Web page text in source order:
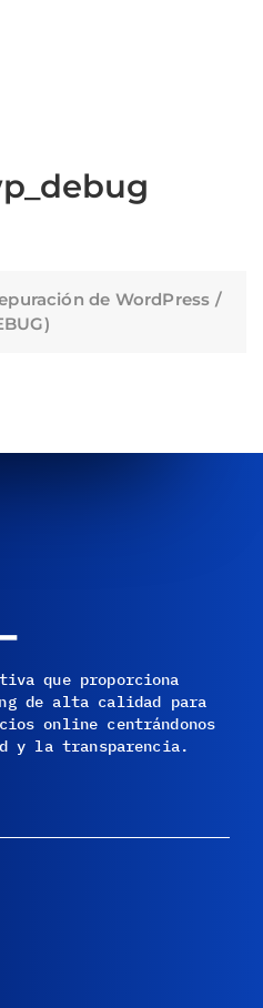
de WordPress /
que proporciona
de alta calidad para
online centrándonos
y la transparencia.